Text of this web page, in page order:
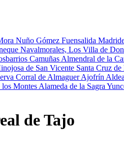
Nuño Gómez Fuensalida
Navalmorales, Los Villa de
Camuñas Almendral de la
de San Vicente Santa Cruz de
Corral de AlmaguerAjofrín
los Montes Alameda de la Sagra
de Tajo